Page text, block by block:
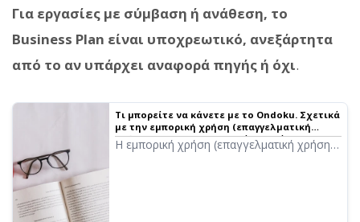
Για εργασίες με σύμβαση ή ανάθεση, το
Business Plan είναι υποχρεωτικό, ανεξάρτητα
από το αν υπάρχει αναφορά πηγής ή όχι.
Τι μπορείτε να κάνετε με το Ondoku. Σχετικά
με την εμπορική χρήση (επαγγελματική
χρήση) και τις απαγορευμένες ενέργειες.
Η εμπορική χρήση (επαγγελματική χρήση)